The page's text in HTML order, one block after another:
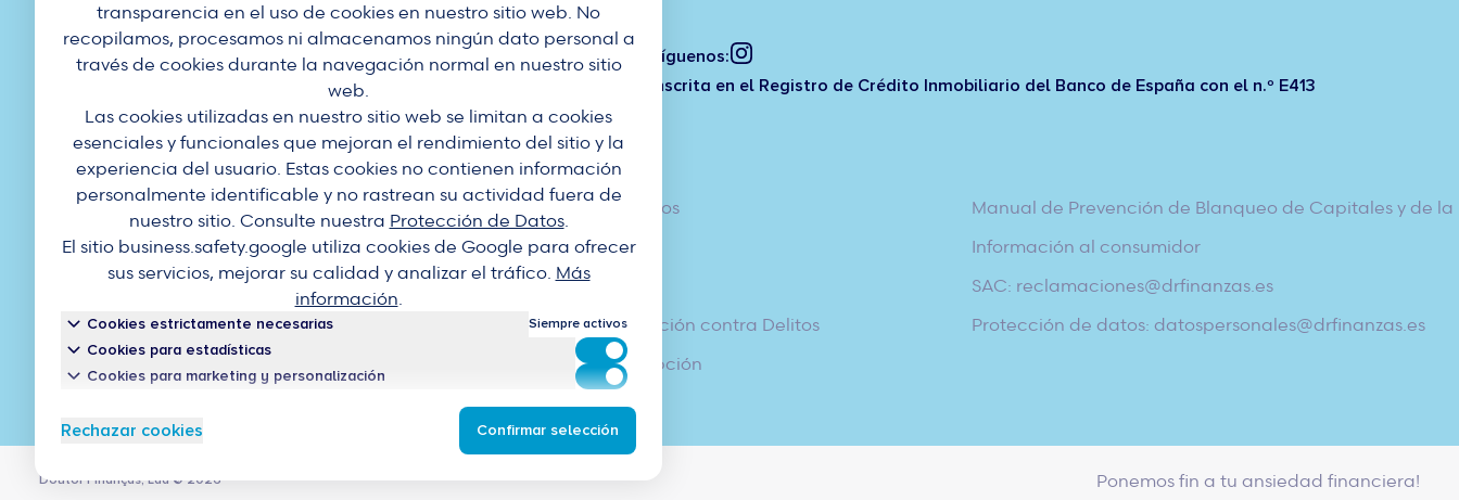
transparencia en el uso de cookies en nuestro sitio web. No
recopilamos, procesamos ni almacenamos ningún dato personal a
través de cookies durante la navegación normal en nuestro sitio
web.
Las cookies utilizadas en nuestro sitio web se limitan a cookies
esenciales y funcionales que mejoran el rendimiento del sitio y la
experiencia del usuario. Estas cookies no contienen información
personalmente identificable y no rastrean su actividad fuera de
nuestro sitio. Consulte nuestra Protección de Datos.
El sitio business.safety.google utiliza cookies de Google para ofrecer
sus servicios, mejorar su calidad y analizar el tráfico. Más
información.
Cookies estrictamente necesarias Siempre activos
Cookies para estadísticas Cookies para estadísticas
Cookies para marketing y personalización Cookies para marketing y personalización
Rechazar cookies Confirmar selección
Síguenos:
Inscrita en el Registro de Crédito Inmobiliario del Banco de España con el n.º E413
Protección de Datos
Aviso Legal
Código Ético
Política de Prevención contra Delitos
Política Anticorrupción
Manual de Prevención de Blanqueo de Capitales y de
Información al consumidor
SAC: reclamaciones@drfinanzas.es
Protección de datos: datospersonales@drfinanzas.es
Doutor Finanças, Lda©2026 Ponemos fin a tu ansiedad financiera!